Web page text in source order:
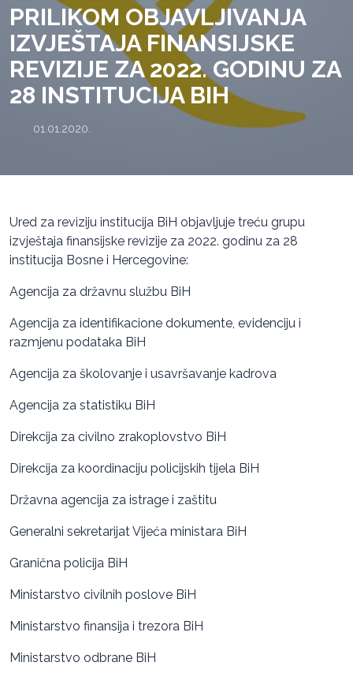
PRILIKOM OBJAVLJIVANJA
IZVJEŠTAJA FINANSIJSKE
REVIZIJE ZA 2022. GODINU ZA
28 INSTITUCIJA BIH
01.01.2020.
Ured za reviziju institucija BiH objavljuje treću grupu
izvještaja finansijske revizije za 2022. godinu za 28
institucija Bosne i Hercegovine:
Agencija za državnu službu BiH
Agencija za identifikacione dokumente, evidenciju i
razmjenu podataka BiH
Agencija za školovanje i usavršavanje kadrova
Agencija za statistiku BiH
Direkcija za civilno zrakoplovstvo BiH
Direkcija za koordinaciju policijskih tijela BiH
Državna agencija za istrage i zaštitu
Generalni sekretarijat Vijeća ministara BiH
Granična policija BiH
Ministarstvo civilnih poslove BiH
Ministarstvo finansija i trezora BiH
Ministarstvo odbrane BiH